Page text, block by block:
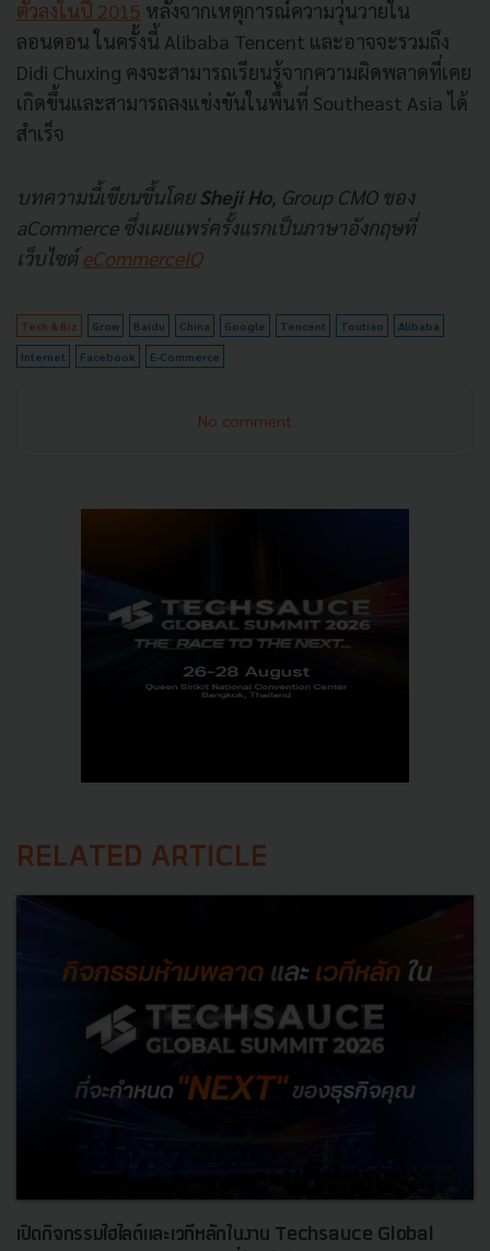
ตัวลงในปี 2015 หลังจากเหตุการณ์ความวุ่นวายใน
ลอนดอน ในครั้งนี้ Alibaba Tencent และอาจจะรวมถึง
Didi Chuxing คงจะสามารถเรียนรู้จากความผิดพลาดที่เคย
เกิดขึ้นและสามารถลงแข่งขันในพื้นที่ Southeast Asia ได้
สำเร็จ
บทความนี้เขียนขึ้นโดย Sheji Ho, Group CMO ของ
aCommerce ซึ่งเผยแพร่ครั้งแรกเป็นภาษาอังกฤษที่
เว็บไซต์ eCommerceIQ
Tech & Biz Grow Baidu China Google Tencent Toutiao Alibaba
Internet Facebook E-Commerce
No comment
RELATED ARTICLE
เปิดกิจกรรมไฮไลต์และเวทีหลักในงาน Techsauce Global